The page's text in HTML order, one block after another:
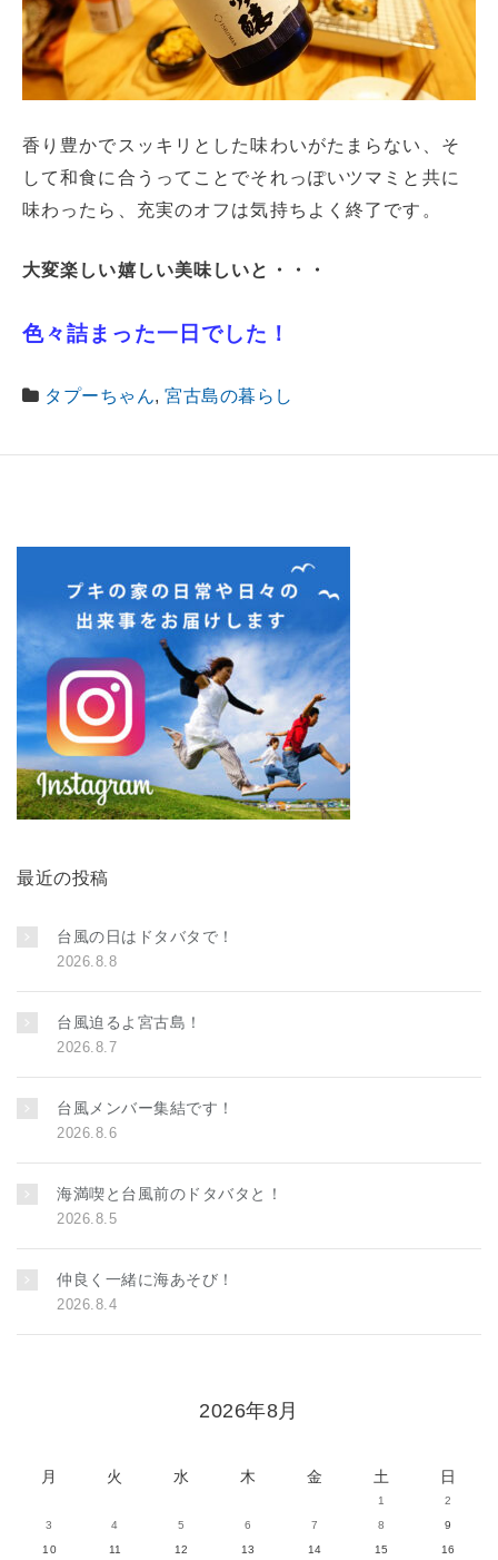
香り豊かでスッキリとした味わいがたまらない、そ
して和食に合うってことでそれっぽいツマミと共に
味わったら、充実のオフは気持ちよく終了です。
大変楽しい嬉しい美味しいと・・・
色々詰まった一日でした！
タプーちゃん, 宮古島の暮らし
最近の投稿
台風の日はドタバタで！
2026.8.8
台風迫るよ宮古島！
2026.8.7
台風メンバー集結です！
2026.8.6
海満喫と台風前のドタバタと！
2026.8.5
仲良く一緒に海あそび！
2026.8.4
2026年8月
月 火 水 木 金 土 日
1
2
3
4 5 6 7 8
9
10
11 12 13 14 15 16